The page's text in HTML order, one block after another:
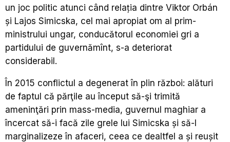
un joc politic atunci când relația dintre Viktor Orbán
și Lajos Simicska, cel mai apropiat om al prim-
ministrului ungar, conducătorul economiei gri a
partidului de guvernămînt, s-a deteriorat
considerabil.
În 2015 conflictul a degenerat în plin război: alături
de faptul că părţile au început să-şi trimită
ameninţări prin mass-media, guvernul maghiar a
încercat să-i facă zile grele lui Simicska și să-l
marginalizeze în afaceri, ceea ce dealtfel a și reușit